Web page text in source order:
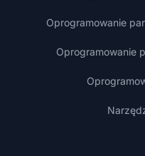
Oprogramowanie
Oprogramowanie